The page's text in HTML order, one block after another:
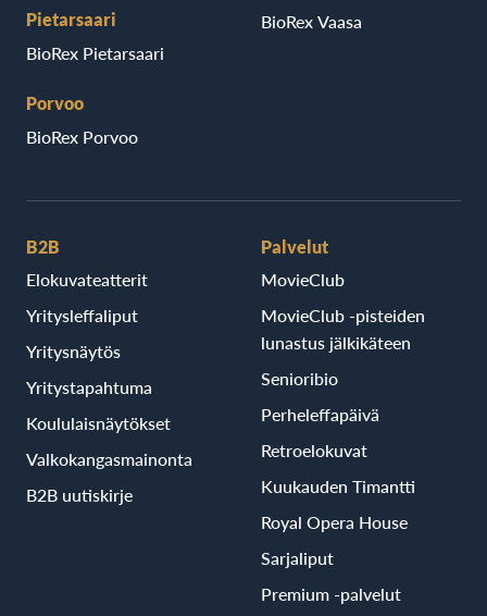
Pietarsaari
BioRex Pietarsaari
Porvoo
BioRex Porvoo
BioRex Vaasa
B2B
Elokuvateatterit
Yritysleffaliput
Yritysnäytös
Yritystapahtuma
Koululaisnäytökset
Valkokangasmainonta
B2B uutiskirje
Palvelut
MovieClub
MovieClub -pisteiden
lunastus jälkikäteen
Senioribio
Perheleffapäivä
Retroelokuvat
Kuukauden Timantti
Royal Opera House
Sarjaliput
Premium -palvelut